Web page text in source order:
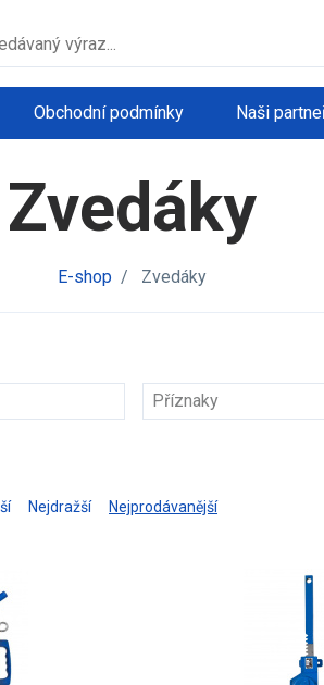
Obchodní podmínky Naši
Zvedáky
E-shop / Zvedáky
Příznaky
Nejdražší Nejprodávanější